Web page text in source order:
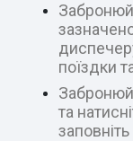
поїздки
та